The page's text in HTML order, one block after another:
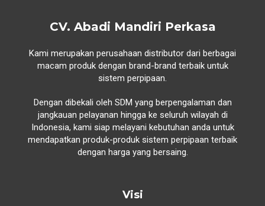
CV. Abadi Mandiri Perkasa
Kami merupakan perusahaan distributor dari berbagai
macam produk dengan brand-brand terbaik untuk
sistem perpipaan.
Dengan dibekali oleh SDM yang berpengalaman dan
jangkauan pelayanan hingga ke seluruh wilayah di
Indonesia, kami siap melayani kebutuhan anda untuk
mendapatkan produk-produk sistem perpipaan terbaik
dengan harga yang bersaing.
Visi